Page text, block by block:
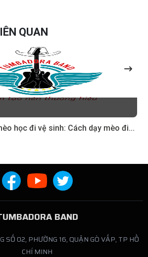
QUAN
học đi vệ sinh: Cách dạy mèo đi...
BAND
02, PHƯỜNG 16, QUẬN GÒ VẤP, TP HỒ
CHÍ MINH